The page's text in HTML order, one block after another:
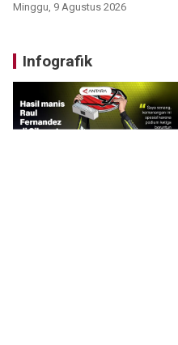
Minggu, 9 Agustus 2026
Infografik